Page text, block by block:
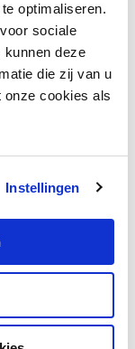
optimaliseren.
sociale
kunnen deze
die zij van u
onze cookies als
Instellingen
Italië